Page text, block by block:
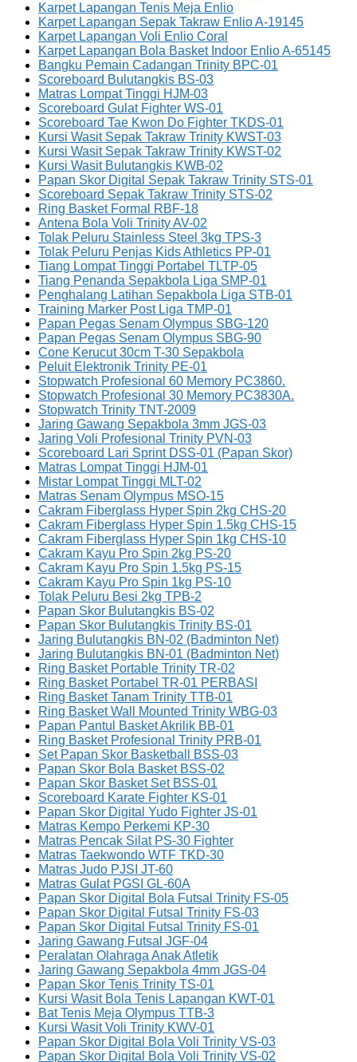
Karpet Lapangan Tenis Meja Enlio
Karpet Lapangan Sepak Takraw Enlio A-19145
Karpet Lapangan Voli Enlio Coral
Karpet Lapangan Bola Basket Indoor Enlio A-65145
Bangku Pemain Cadangan Trinity BPC-01
Scoreboard Bulutangkis BS-03
Matras Lompat Tinggi HJM-03
Scoreboard Gulat Fighter WS-01
Scoreboard Tae Kwon Do Fighter TKDS-01
Kursi Wasit Sepak Takraw Trinity KWST-03
Kursi Wasit Sepak Takraw Trinity KWST-02
Kursi Wasit Bulutangkis KWB-02
Papan Skor Digital Sepak Takraw Trinity STS-01
Scoreboard Sepak Takraw Trinity STS-02
Ring Basket Formal RBF-18
Antena Bola Voli Trinity AV-02
Tolak Peluru Stainless Steel 3kg TPS-3
Tolak Peluru Penjas Kids Athletics PP-01
Tiang Lompat Tinggi Portabel TLTP-05
Tiang Penanda Sepakbola Liga SMP-01
Penghalang Latihan Sepakbola Liga STB-01
Training Marker Post Liga TMP-01
Papan Pegas Senam Olympus SBG-120
Papan Pegas Senam Olympus SBG-90
Cone Kerucut 30cm T-30 Sepakbola
Peluit Elektronik Trinity PE-01
Stopwatch Profesional 60 Memory PC3860.
Stopwatch Profesional 30 Memory PC3830A.
Stopwatch Trinity TNT-2009
Jaring Gawang Sepakbola 3mm JGS-03
Jaring Voli Profesional Trinity PVN-03
Scoreboard Lari Sprint DSS-01 (Papan Skor)
Matras Lompat Tinggi HJM-01
Mistar Lompat Tinggi MLT-02
Matras Senam Olympus MSO-15
Cakram Fiberglass Hyper Spin 2kg CHS-20
Cakram Fiberglass Hyper Spin 1.5kg CHS-15
Cakram Fiberglass Hyper Spin 1kg CHS-10
Cakram Kayu Pro Spin 2kg PS-20
Cakram Kayu Pro Spin 1.5kg PS-15
Cakram Kayu Pro Spin 1kg PS-10
Tolak Peluru Besi 2kg TPB-2
Papan Skor Bulutangkis BS-02
Papan Skor Bulutangkis Trinity BS-01
Jaring Bulutangkis BN-02 (Badminton Net)
Jaring Bulutangkis BN-01 (Badminton Net)
Ring Basket Portable Trinity TR-02
Ring Basket Portabel TR-01 PERBASI
Ring Basket Tanam Trinity TTB-01
Ring Basket Wall Mounted Trinity WBG-03
Papan Pantul Basket Akrilik BB-01
Ring Basket Profesional Trinity PRB-01
Set Papan Skor Basketball BSS-03
Papan Skor Bola Basket BSS-02
Papan Skor Basket Set BSS-01
Scoreboard Karate Fighter KS-01
Papan Skor Digital Yudo Fighter JS-01
Matras Kempo Perkemi KP-30
Matras Pencak Silat PS-30 Fighter
Matras Taekwondo WTF TKD-30
Matras Judo PJSI JT-60
Matras Gulat PGSI GL-60A
Papan Skor Digital Bola Futsal Trinity FS-05
Papan Skor Digital Futsal Trinity FS-03
Papan Skor Digital Futsal Trinity FS-01
Jaring Gawang Futsal JGF-04
Peralatan Olahraga Anak Atletik
Jaring Gawang Sepakbola 4mm JGS-04
Papan Skor Tenis Trinity TS-01
Kursi Wasit Bola Tenis Lapangan KWT-01
Bat Tenis Meja Olympus TTB-3
Kursi Wasit Voli Trinity KWV-01
Papan Skor Digital Bola Voli Trinity VS-03
Papan Skor Digital Bola Voli Trinity VS-02